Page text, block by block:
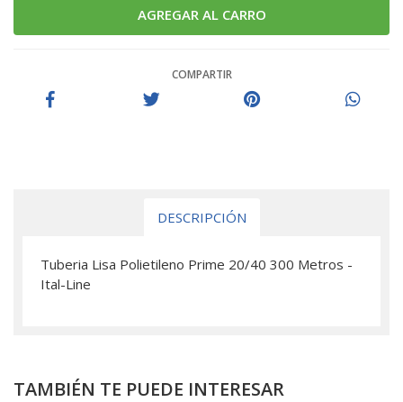
COMPARTIR
DESCRIPCIÓN
Tuberia Lisa Polietileno Prime 20/40 300 Metros -
Ital-Line
TAMBIÉN TE PUEDE INTERESAR